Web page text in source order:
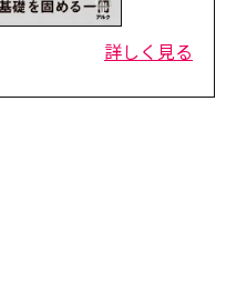
詳しく見る